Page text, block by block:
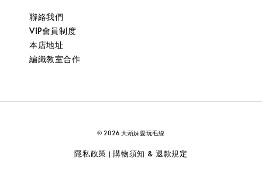
聯絡我們
VIP會員制度
本店地址
編織教室合作
© 2026 大頭妹愛玩毛線
隱私政策 |購物須知 & 退款規定